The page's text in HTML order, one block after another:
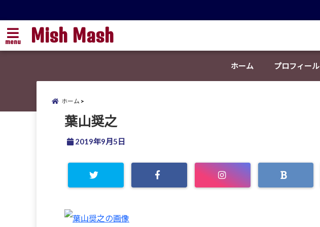
menu Mish Mash
ホーム プロフィール
ホーム
葉山奨之
2019年9月5日